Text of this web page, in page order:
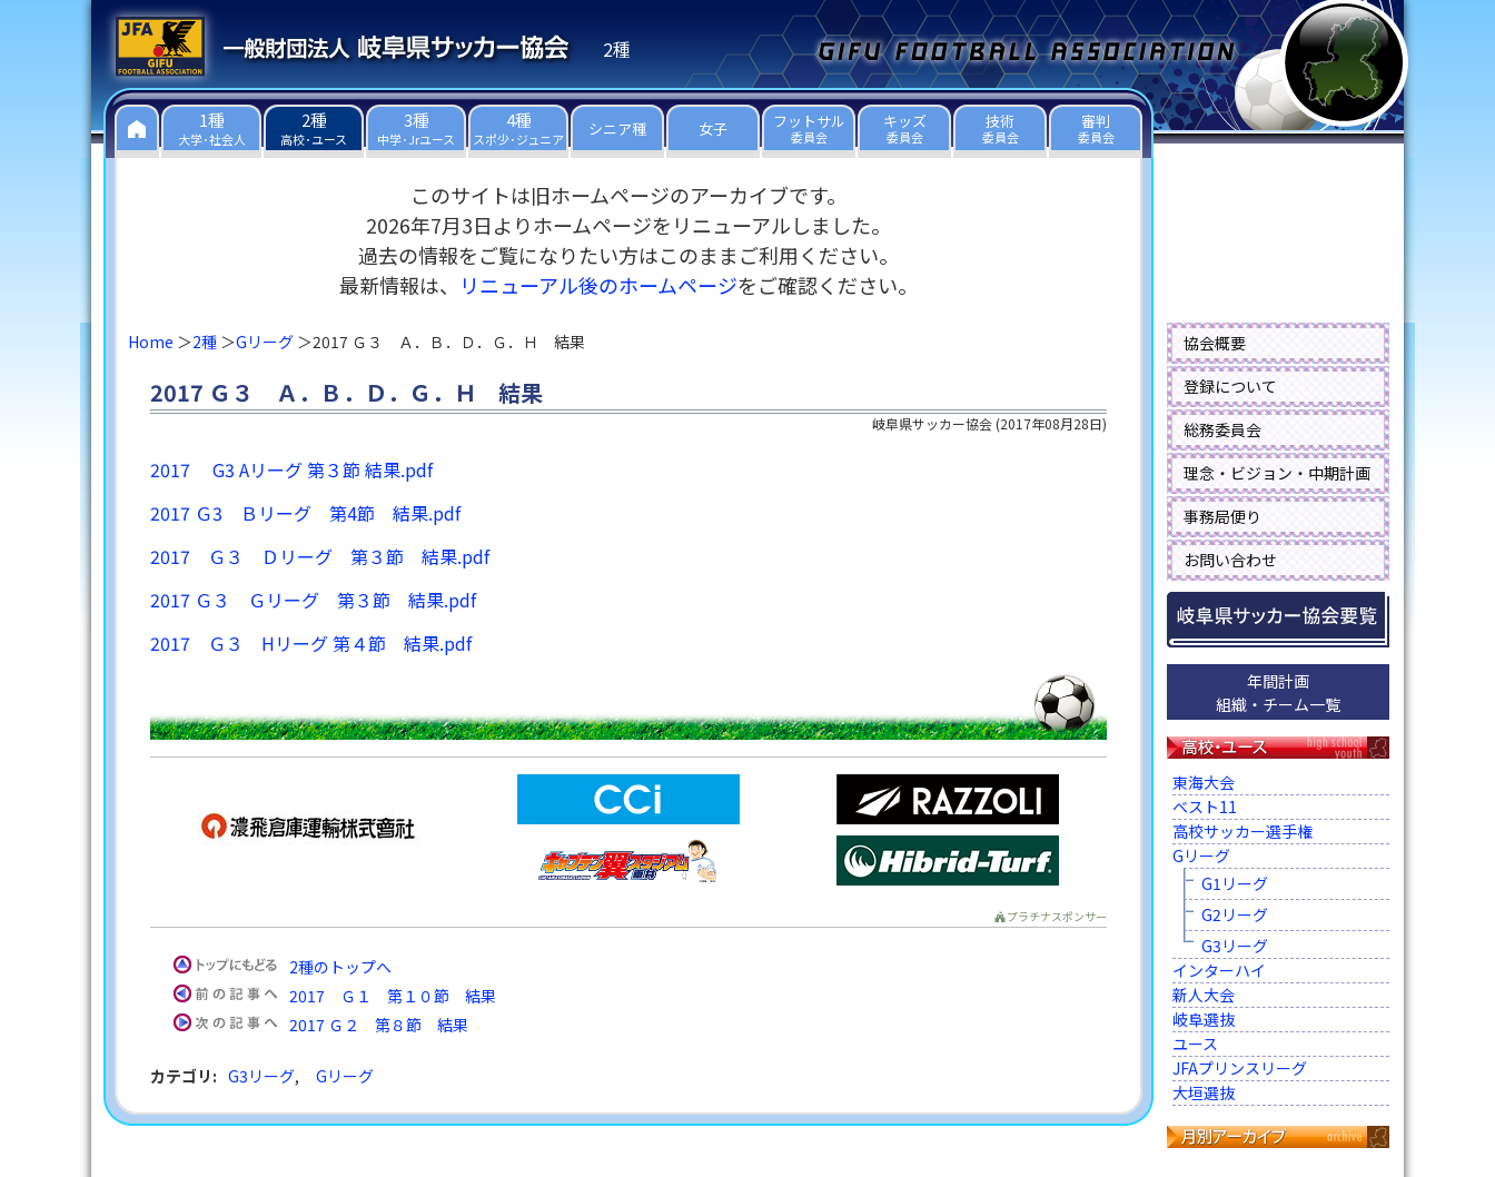
2種
1種
大学･社会人
2種
高校･ユース
3種
中学･Jrユース
4種
スポ少･ジュニア シニア種 女子 フットサル
委員会
キッズ
委員会
技術
委員会
審判
委員会
このサイトは旧ホームページのアーカイブです。
2026年7月3日よりホームページをリニューアルしました。
過去の情報をご覧になりたい方はこのままご利用ください。
最新情報は、
リニューアル後のホームページをご確認ください。
Home 2種 Gリーグ 2017 Ｇ３ Ａ．Ｂ．Ｄ．Ｇ．Ｈ 結果
2017 Ｇ３ Ａ．Ｂ．Ｄ．Ｇ．Ｈ 結果
岐阜県サッカー協会 (2017年08月28日)
2017 G3 Aリーグ 第３節 結果.pdf
2017 Ｇ3 Ｂリーグ 第4節 結果.pdf
2017 Ｇ３ Ｄリーグ 第３節 結果.pdf
2017 Ｇ３ Ｇリーグ 第３節 結果.pdf
2017 Ｇ３ Hリーグ 第４節 結果.pdf
プラチナスポンサー
2種のトップへ
2017 Ｇ１ 第１０節 結果
2017 Ｇ２ 第８節 結果
カテゴリ : G3リーグ, Gリーグ
協会概要
登録について
総務委員会
理念・ビジョン・中期計画
事務局便り
お問い合わせ
年間計画
組織・チーム一覧
東海大会
ベスト11
高校サッカー選手権
Gリーグ
G1リーグ
G2リーグ
G3リーグ
インターハイ
新人大会
岐阜選抜
ユース
JFAプリンスリーグ
大垣選抜